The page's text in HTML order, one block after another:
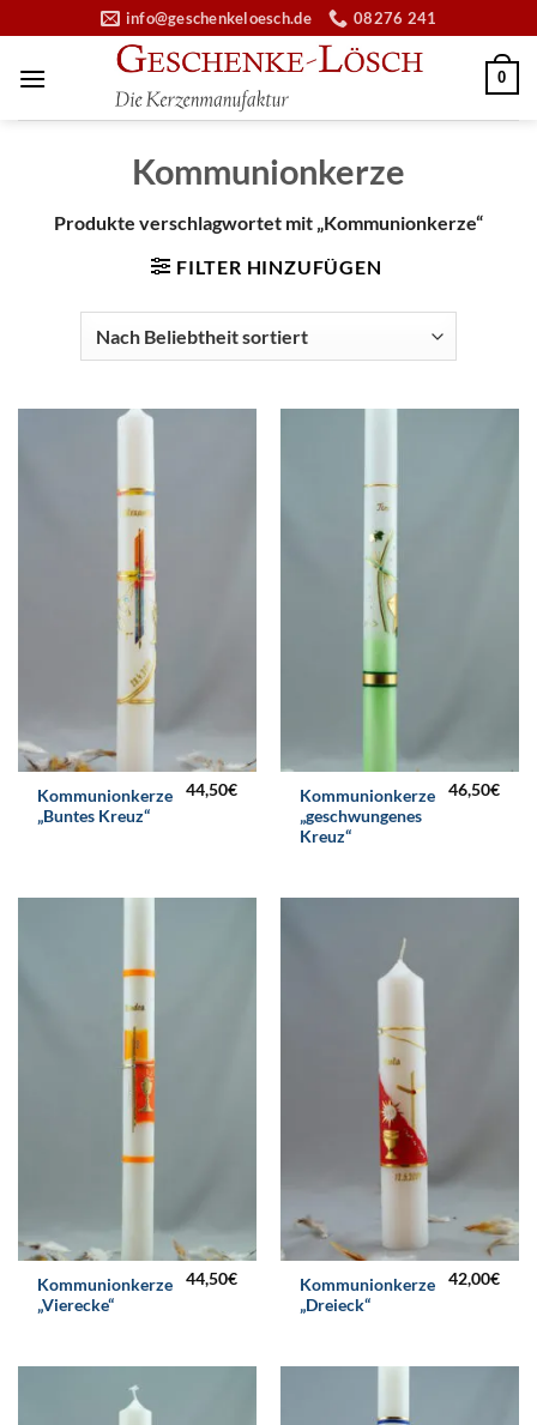
Inhalt
springen
info@geschenkeloesch.de 08276 241
0
Kommunionkerze
Produkte verschlagwortet mit „Kommunionkerze“
FILTER HINZUFÜGEN
Kommunionkerze
„Buntes Kreuz“
44,50€
Kommunionkerze
„geschwungenes
Kreuz“
46,50€
Kommunionkerze
„Vierecke“
44,50€
Kommunionkerze
„Dreieck“
42,00€